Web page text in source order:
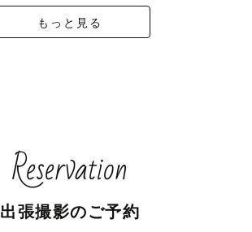
もっと見る
Reservation
出張撮影のご予約